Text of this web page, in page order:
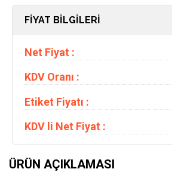
FİYAT BİLGİLERİ
Net Fiyat :
KDV Oranı :
Etiket Fiyatı :
KDV li Net Fiyat :
ÜRÜN AÇIKLAMASI